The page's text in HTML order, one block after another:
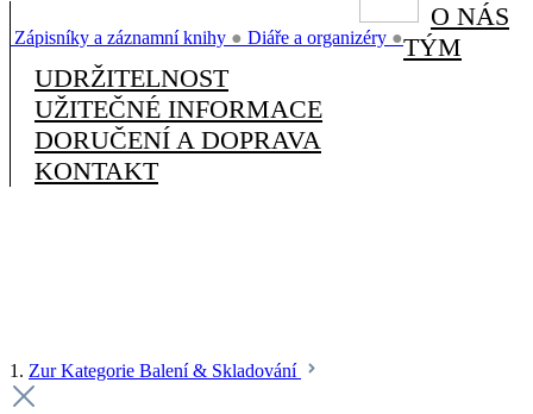
Zápisníky a záznamní knihy ● Diáře a organizéry ●
O NÁS
TÝM
UDRŽITELNOST
UŽITEČNÉ INFORMACE
DORUČENÍ A DOPRAVA
KONTAKT
1. Zur Kategorie Balení & Skladování